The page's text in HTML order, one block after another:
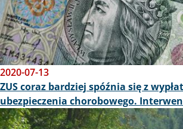
2020-07-13
ZUS coraz bardziej spóźnia się z
ubezpieczenia chorobowego.
Obraz